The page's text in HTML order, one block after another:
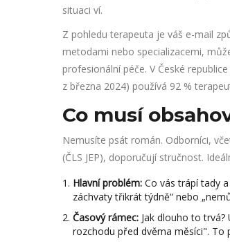
situaci ví.
Z pohledu terapeuta je váš e-mail
metodami nebo specializacemi,
profesionální péče. V České
z března 2024) používá 92 %
Co musí
Nemusíte psát román. Odborníci,
(ČLS JEP), doporučují stručnost.
Hlavní problém: Co vás trápí tady
záchvaty třikrát týdně“ nebo
Časový rámec: Jak dlouho to
rozchodu před dvěma měsíci".